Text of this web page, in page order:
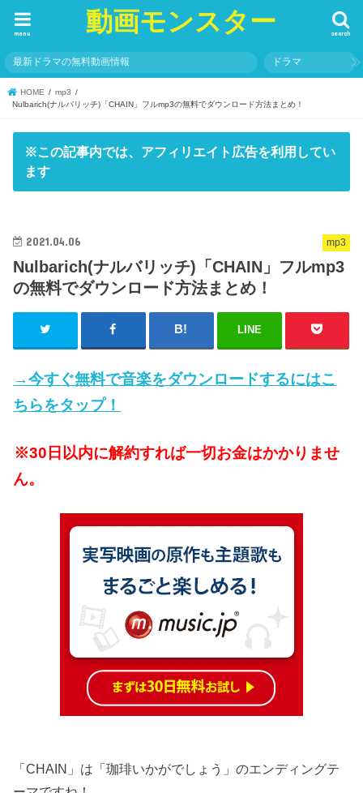
動画モンスター search
menu
最新ドラマの無料動画情報 ドラマ
HOME
mp3
Nulbarich(ナルバリッチ)「CHAIN」フルmp3の無料でダウンロード方法まとめ！
※この記事内では、アフィリエイト広告を利用してい
ます
mp3
2021.04.06
Nulbarich(ナルバリッチ)「CHAIN」フルmp3
の無料でダウンロード方法まとめ！
LINE
→今すぐ無料で音楽をダウンロードするにはこ
ちらをタップ！
※30日以内に解約すれば一切お金はかかりませ
ん。
「CHAIN」は「珈琲いかがでしょう」のエンディングテ